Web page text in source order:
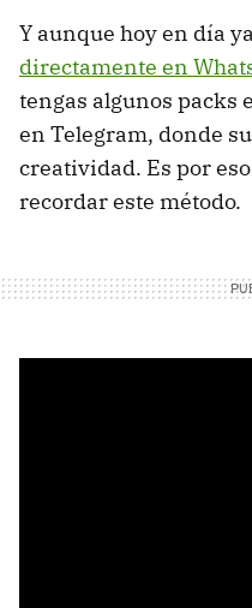
Y aunque hoy en día
directamente en
tengas algunos packs
en Telegram, donde
creatividad. Es por
recordar este método.